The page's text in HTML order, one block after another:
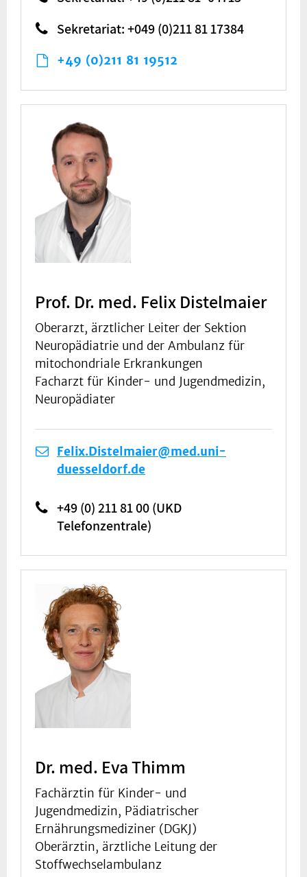
Sekretariat: +049 (0)211 81 17384
+49 (0)211 81 19512
Prof. Dr. med. Felix Distelmaier
Oberarzt, ärztlicher Leiter der Sektion
Neuropädiatrie und der Ambulanz für
mitochondriale Erkrankungen
Facharzt für Kinder- und Jugendmedizin,
Neuropädiater
Felix.Distelmaier@med.uni-
duesseldorf.de
+49 (0) 211 81 00 (UKD
Telefonzentrale)
Dr. med. Eva Thimm
Fachärztin für Kinder- und
Jugendmedizin, Pädiatrischer
Ernährungsmediziner (DGKJ)
Oberärztin, ärztliche Leitung der
Stoffwechselambulanz